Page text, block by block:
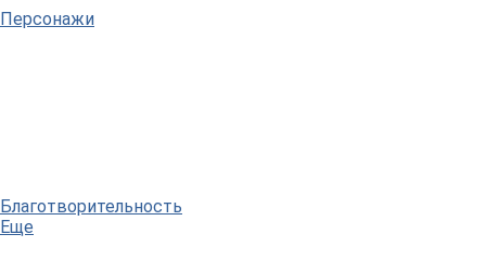
Персонажи
Благотворительность
Еще